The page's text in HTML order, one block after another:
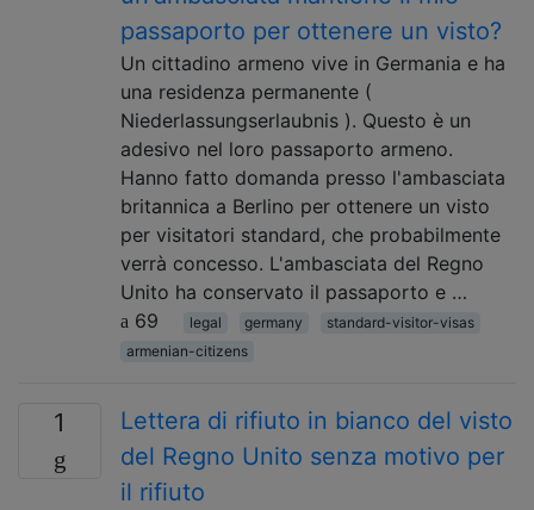
passaporto per ottenere un visto?
Un cittadino armeno vive in Germania e ha
una residenza permanente (
Niederlassungserlaubnis ). Questo è un
adesivo nel loro passaporto armeno.
Hanno fatto domanda presso l'ambasciata
britannica a Berlino per ottenere un visto
per visitatori standard, che probabilmente
verrà concesso. L'ambasciata del Regno
Unito ha conservato il passaporto e …
69
legal germany
standard-visitor-visas
armenian-citizens
1
Lettera di rifiuto in bianco del visto
del Regno Unito senza motivo per
il rifiuto